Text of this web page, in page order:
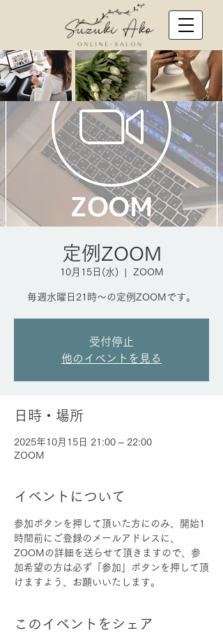
定例ZOOM
10月15日(水) ZOOM
毎週水曜日21時～の定例ZOOMです。
受付停止
他のイベントを見る
日時・場所
2025年10月15日 21:00 – 22:00
ZOOM
イベントについて
参加ボタンを押して頂いた方にのみ、開始1
時間前にご登録のメールアドレスに、
ZOOMの詳細を送らせて頂きますので、参
加希望の方は必ず「参加」ボタンを押して頂
けますよう、お願いいたします。
このイベントをシェア